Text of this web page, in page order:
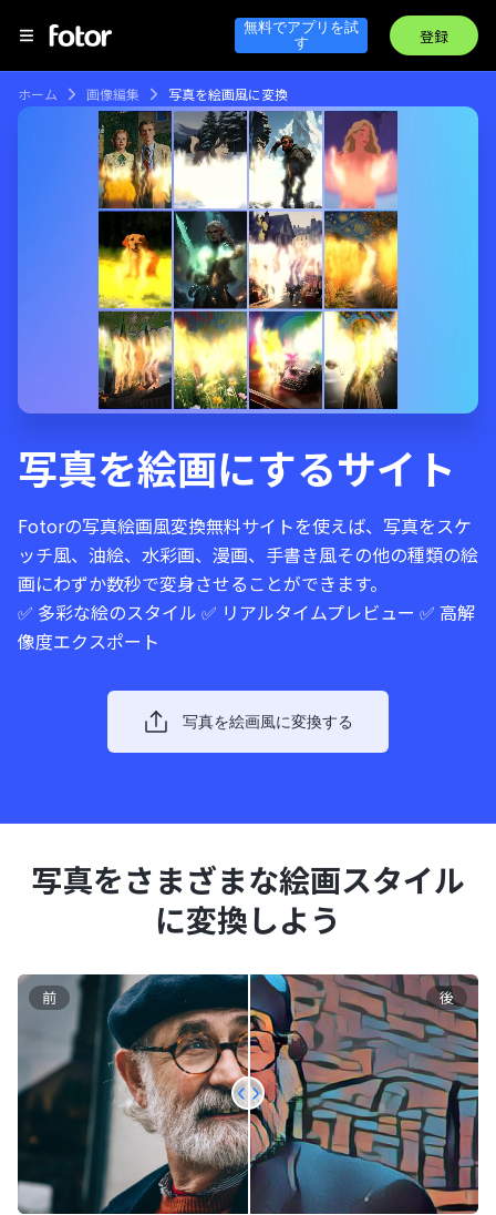
無料でアプリを試
す
登録
ホーム 画像編集 写真を絵画風に変換
写真を絵画にするサイト
Fotorの写真絵画風変換無料サイトを使えば、写真をスケ
ッチ風、油絵、水彩画、漫画、手書き風その他の種類の絵
画にわずか数秒で変身させることができます。
✅ 多彩な絵のスタイル ✅ リアルタイムプレビュー ✅ 高解
像度エクスポート
写真を絵画風に変換する
写真をさまざまな絵画スタイル
に変換しよう
前 後